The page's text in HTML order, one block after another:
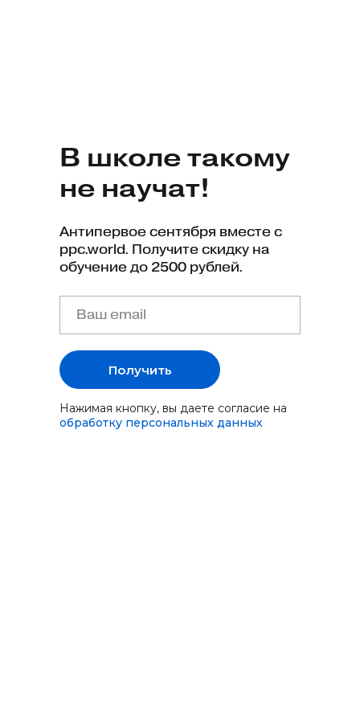
В школе такому
не научат!
Антипервое сентября вместе с
ppc.world. Получите скидку на
обучение до 2500 рублей.
Получить
Нажимая кнопку, вы даете согласие на
обработку персональных данных